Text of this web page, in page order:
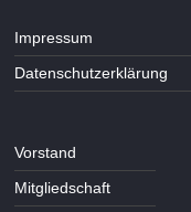
Impressum
Datenschutzerklärung
Vorstand
Mitgliedschaft